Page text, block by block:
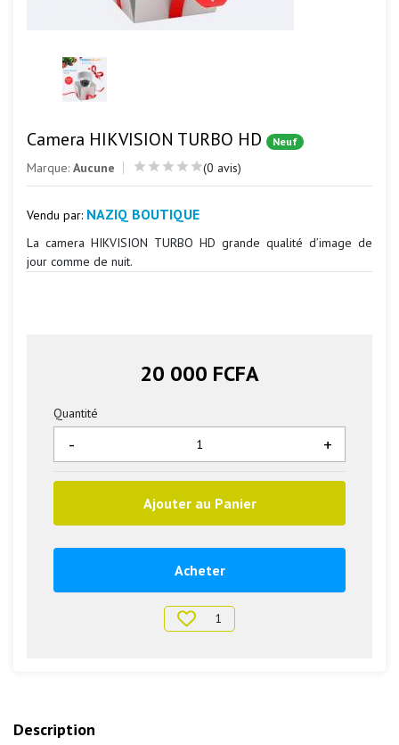
Camera HIKVISION TURBO HD Neuf
Marque: Aucune (0 avis)
Vendu par: NAZIQ BOUTIQUE
La camera HIKVISION TURBO HD grande qualité d’image de
jour comme de nuit.
20 000 FCFA
Quantité
+
-
Ajouter au Panier
Acheter
1
Description